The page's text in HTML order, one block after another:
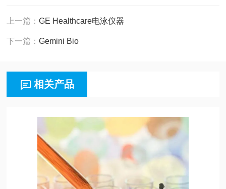
上一篇：GE Healthcare电泳仪器
下一篇：Gemini Bio
相关产品